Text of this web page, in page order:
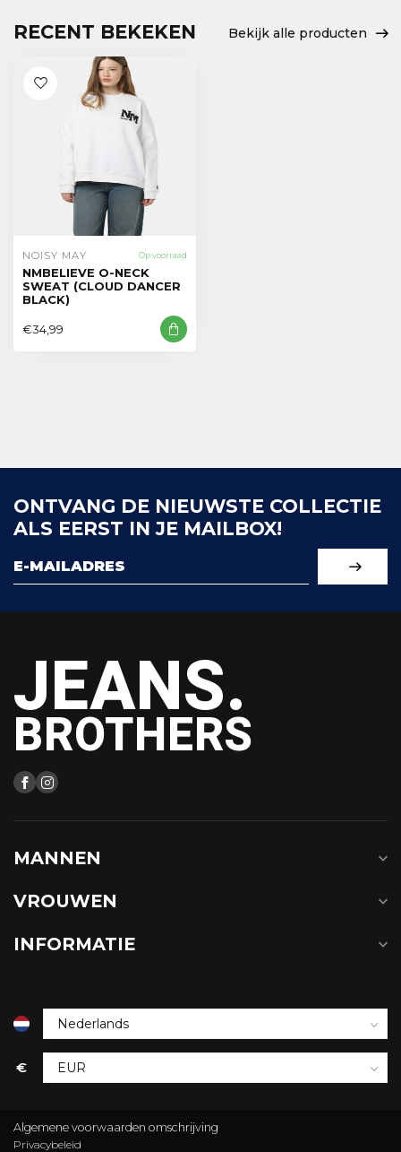
RECENT BEKEKEN Bekijk alle producten
NOISY MAY Op voorraad
NMBELIEVE O-NECK
SWEAT (CLOUD DANCER
BLACK)
€34,99
ONTVANG DE NIEUWSTE COLLECTIE
ALS EERST IN JE MAILBOX!
JEANS.
BROTHERS
MANNEN
VROUWEN
INFORMATIE
€
Algemene voorwaarden omschrijving
Privacybeleid